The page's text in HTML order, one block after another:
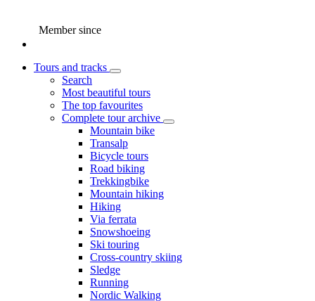
Member since
Tours and tracks
Search
Most beautiful tours
The top favourites
Complete tour archive
Mountain bike
Transalp
Bicycle tours
Road biking
Trekkingbike
Mountain hiking
Hiking
Via ferrata
Snowshoeing
Ski touring
Cross-country skiing
Sledge
Running
Nordic Walking